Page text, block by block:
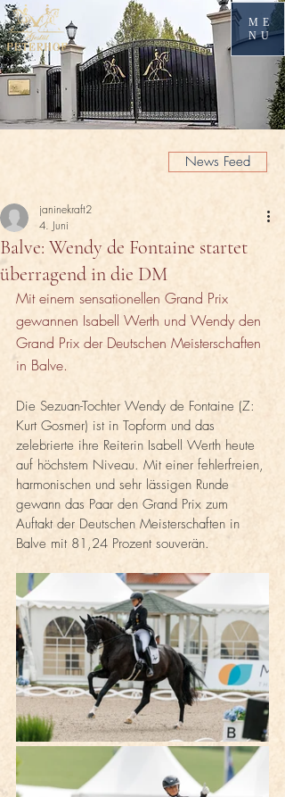
ME
NU
News Feed
Balve: Wendy de Fontaine startet
überragend in die DM
janinekraft2
4. Juni
Mit einem sensationellen Grand Prix
gewannen Isabell Werth und Wendy den
Grand Prix der Deutschen Meisterschaften
in Balve.
Die Sezuan-Tochter Wendy de Fontaine (Z:
Kurt Gosmer) ist in Topform und das
zelebrierte ihre Reiterin Isabell Werth heute
auf höchstem Niveau. Mit einer fehlerfreien,
harmonischen und sehr lässigen Runde
gewann das Paar den Grand Prix zum
Auftakt der Deutschen Meisterschaften in
Balve mit 81,24 Prozent souverän.